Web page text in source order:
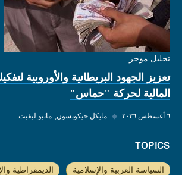
تحليل موجز
تعزيز الجهود البريطانية والأوروبية
المالية لحركة "حماس"
٦ أغسطس ٢٠٢٦ ◆ مايكل جيكوبسون ماثيو ليفيت
TOPICS
السياسة العربية والإسلامية الديمقراطية